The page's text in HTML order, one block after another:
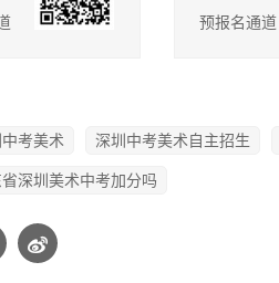
预报名通道
考美术 深圳中考美术自主招生
深圳美术中考加分吗